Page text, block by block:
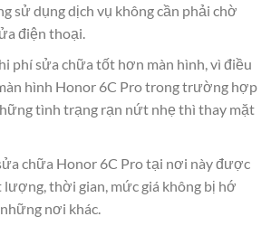
sử dụng dịch vụ không cần phải chờ
điện thoại.
phí sửa chữa tốt hơn màn hình, vì điều
hình Honor 6C Pro trong trường hợp
tình trạng rạn nứt nhẹ thì thay mặt
chữa Honor 6C Pro tại nơi này được
lượng, thời gian, mức giá không bị hớ
nơi khác.